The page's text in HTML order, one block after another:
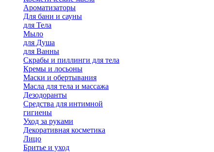
Ароматизаторы
Для бани и сауны
для Тела
Мыло
для Душа
для Ванны
Скрабы и пиллинги для тела
Кремы и лосьоны
Маски и обертывания
Масла для тела и массажа
Дезодоранты
Средства для интимной
гигиены
Уход за руками
Декоративная косметика
Лицо
Бритье и уход